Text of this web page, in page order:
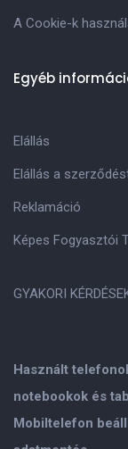
Használt
notebookok és
Mobiltelefon
A Cookie-k
Egyéb
Elállás
Elállás a
Reklamáció
Képes Fogyasztói
GYAKORI